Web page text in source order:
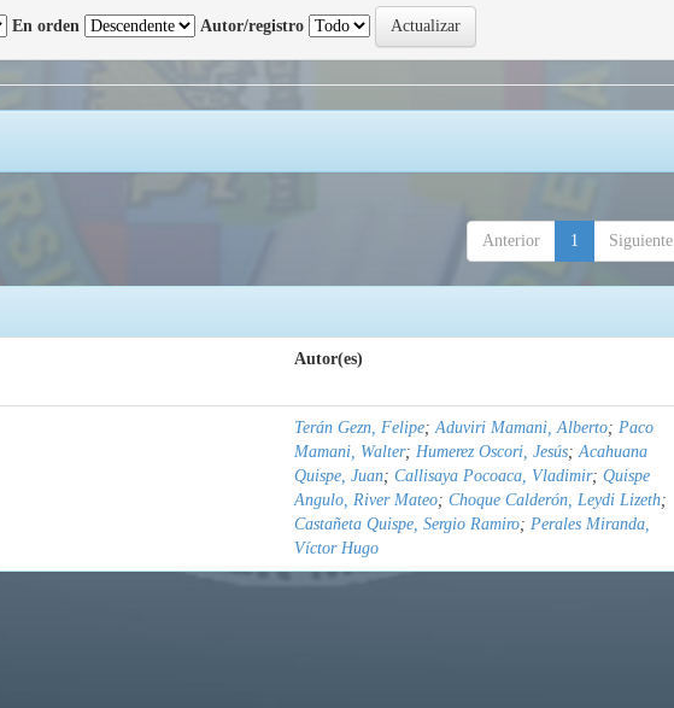
En orden Autor/registro
Anterior 1 Siguiente
Autor(es)
Terán Gezn, Felipe;Aduviri Mamani, Alberto; Paco
Mamani, Walter; Humerez Oscori, Jesús;Acahuana
Quispe, Juan; Callisaya Pocoaca, Vladimir; Quispe
Angulo, River Mateo; Choque Calderón, Leydi Lizeth;
Castañeta Quispe, Sergio Ramiro; Perales Miranda,
Víctor Hugo